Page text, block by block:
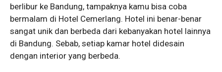
berlibur ke Bandung, tampaknya kamu bisa coba
bermalam di Hotel Cemerlang. Hotel ini benar-benar
sangat unik dan berbeda dari kebanyakan hotel lainnya
di Bandung. Sebab, setiap kamar hotel didesain
dengan interior yang berbeda.